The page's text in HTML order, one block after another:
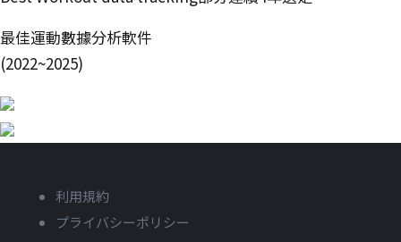
最佳運動數據分析軟件
(2022~2025)
利用規約
プライバシーポリシー